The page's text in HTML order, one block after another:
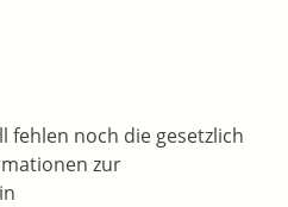
fehlen noch die gesetzlich
zur